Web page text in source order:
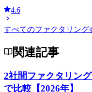
4.6
すべてのファクタリング
関連記事
2社間ファクタリン
で比較【2026年】